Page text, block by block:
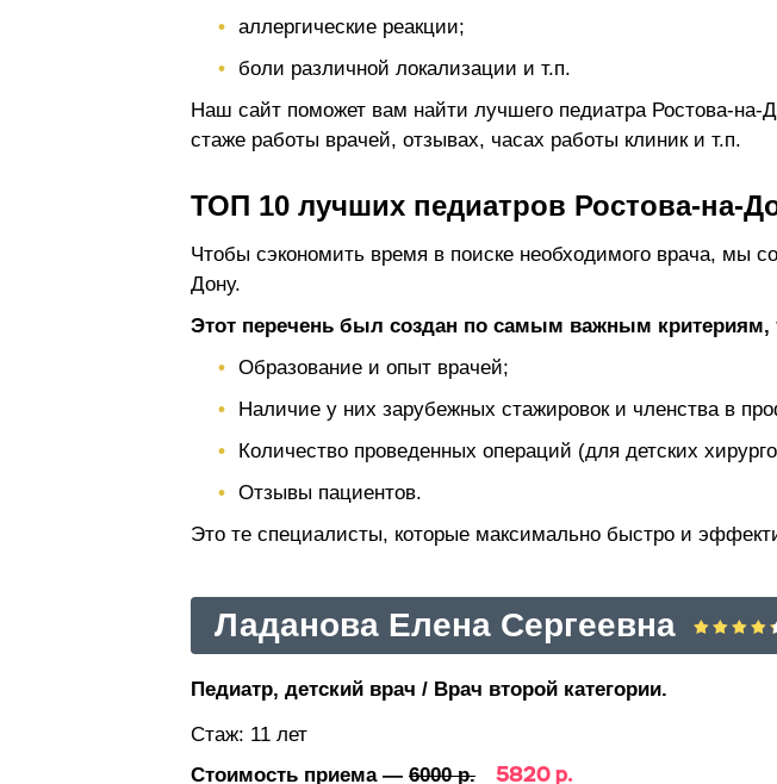
аллергические реакции;
боли различной локализации и т.п.
Наш сайт поможет вам найти лучшего педиатра Ростова-
стаже работы врачей, отзывах, часах работы клиник и т.п.
ТОП 10 лучших педиатров Ростова-на-
Чтобы сэкономить время в поиске необходимого врача, мы
Дону.
Этот перечень был создан по самым важным критериям,
Образование и опыт врачей;
Наличие у них зарубежных стажировок и членства в
Количество проведенных операций (для детских
Отзывы пациентов.
Это те специалисты, которые максимально быстро и
Ладанова Елена Сергеевна
Педиатр, детский врач / Врач второй категории.
Стаж: 11 лет
Стоимость приема — 6000 р. 5820 р.